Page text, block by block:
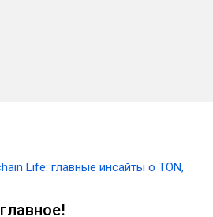
Life: главные инсайты о TON,